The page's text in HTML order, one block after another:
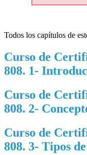
Todos los capítulos de
Curso de
808. 1-
Curso de
808. 2-
Curso de
808. 3- Tipos